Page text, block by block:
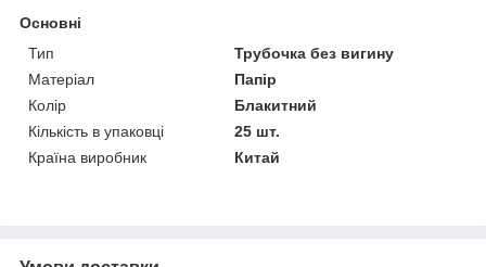
Основні
Тип
Трубочка без вигину
Матеріал
Папір
Колір
Блакитний
Кількість в упаковці
25 шт.
Країна виробник
Китай